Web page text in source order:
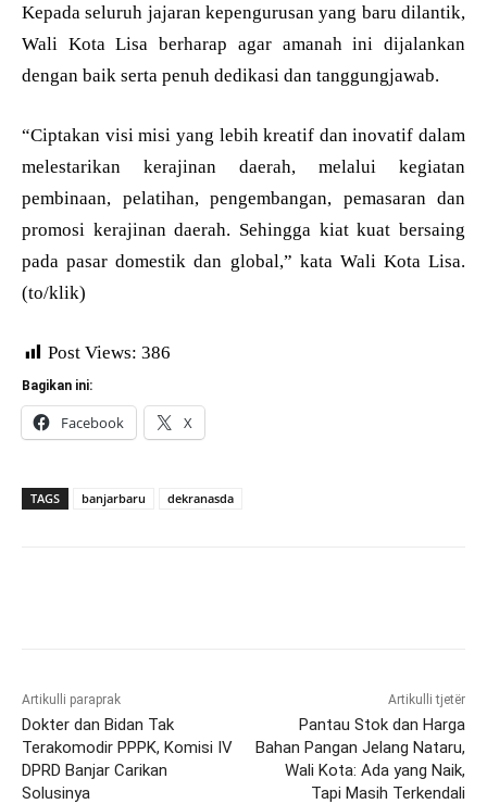
Kepada seluruh jajaran kepengurusan yang baru dilantik,
Wali Kota Lisa berharap agar amanah ini dijalankan
dengan baik serta penuh dedikasi dan tanggungjawab.
“Ciptakan visi misi yang lebih kreatif dan inovatif dalam
melestarikan kerajinan daerah, melalui kegiatan
pembinaan, pelatihan, pengembangan, pemasaran dan
promosi kerajinan daerah. Sehingga kiat kuat bersaing
pada pasar domestik dan global,” kata Wali Kota Lisa.
(to/klik)
Post Views: 386
Bagikan ini:
Facebook X
TAGS banjarbaru dekranasda
Artikulli paraprak
Dokter dan Bidan Tak
Terakomodir PPPK, Komisi IV
DPRD Banjar Carikan
Solusinya
Artikulli tjetër
Pantau Stok dan Harga
Bahan Pangan Jelang Nataru,
Wali Kota: Ada yang Naik,
Tapi Masih Terkendali